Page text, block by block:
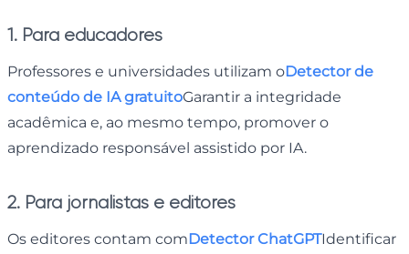
1. Para educadores
Professores e universidades utilizam oDetector de
conteúdo de IA gratuitoGarantir a integridade
acadêmica e, ao mesmo tempo, promover o
aprendizado responsável assistido por IA.
2. Para jornalistas e editores
Os editores contam comDetector ChatGPTIdentificar